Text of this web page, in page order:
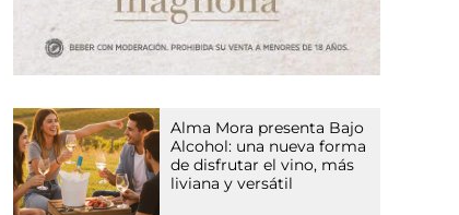
Alma Mora presenta Bajo
Alcohol: una nueva forma
de disfrutar el vino, más
liviana y versátil